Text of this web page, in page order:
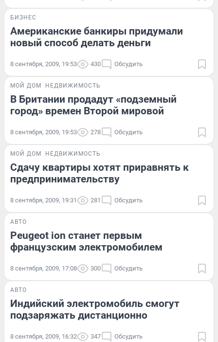
БИЗНЕС
Американские банкиры придумали
новый способ делать деньги
8 сентября, 2009, 19:53 430 Обсудить
МОЙ ДОМ НЕДВИЖИМОСТЬ
В Британии продадут «подземный
город» времен Второй мировой
8 сентября, 2009, 19:53 278 Обсудить
МОЙ ДОМ НЕДВИЖИМОСТЬ
Сдачу квартиры хотят приравнять к
предпринимательству
8 сентября, 2009, 19:31 281 Обсудить
АВТО
Peugeot ion станет первым
французским электромобилем
8 сентября, 2009, 17:08 300 Обсудить
АВТО
Индийский электромобиль смогут
подзаряжать дистанционно
8 сентября, 2009, 16:32 347 Обсудить